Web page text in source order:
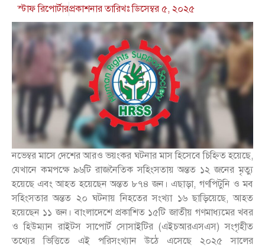
স্টাফ রিপোর্টারপ্রকাশনার তারিখঃডিসেম্বর ৫, ২০২৫
নভেম্বর মাসে দেশের আরও ভয়ংকর ঘটনার মাস হিসেবে চিহ্নিত হয়েছে,
যেখানে কমপক্ষে ৯৬টি রাজনৈতিক সহিংসতায় অন্তত ১২ জনের মৃত্যু
হয়েছে এবং আহত হয়েছেন অন্তত ৮৭৪ জন। এছাড়া, গণপিটুনি ও মব
সহিংসতার অন্তত ২০ ঘটনায় নিহতের সংখ্যা ১৬ ছাড়িয়েছে, আহত
হয়েছেন ১১ জন। বাংলাদেশে প্রকাশিত ১৫টি জাতীয় গণমাধ্যমের খবর
ও হিউম্যান রাইটস সাপোর্ট সোসাইটির (এইচআরএসএস) সংগৃহীত
তথ্যের ভিত্তিতে এই পরিসংখ্যান উঠে এসেছে ২০২৫ সালের